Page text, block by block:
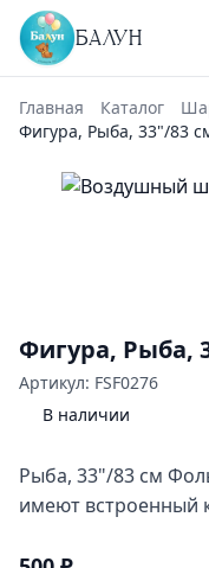
БАЛУН
Главная Каталог
Фигура, Рыба, 33"/83
Фигура, Рыба,
Артикул: FSF0276
В наличии
Рыба, 33"/83 см
имеют встроенный